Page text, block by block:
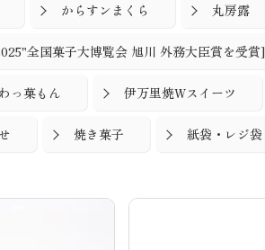
からすンまくら 丸房露
全国菓子大博覧会 旭川 外務大臣賞を受賞]
わっ菓もん 伊万里焼Wスイーツ
焼き菓子 紙袋・レジ袋